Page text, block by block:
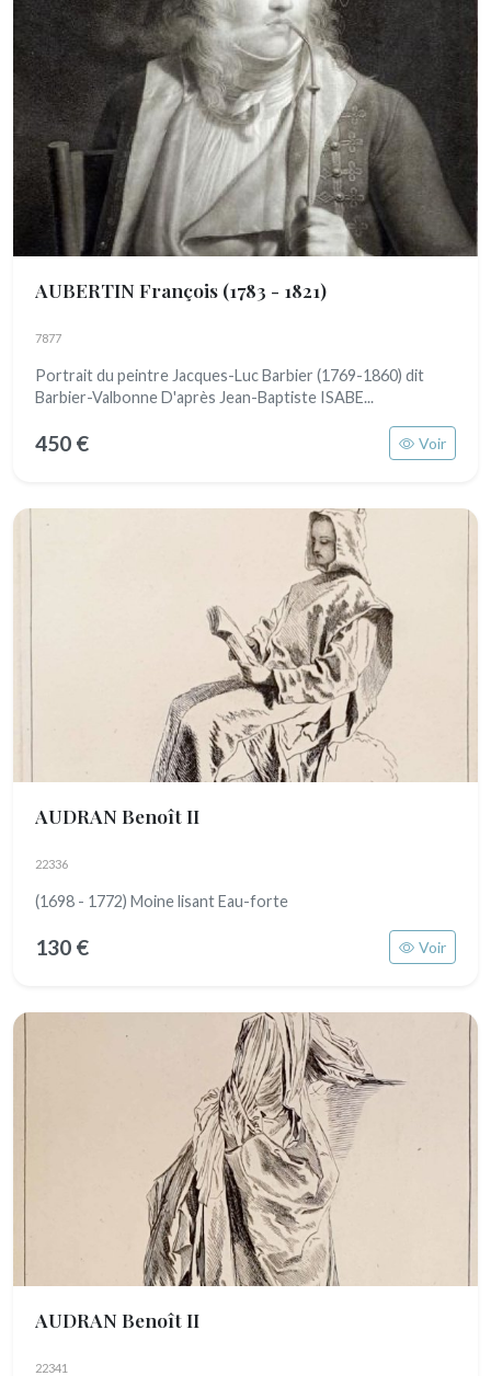
AUBERTIN François (1783 - 1821)
7877
Portrait du peintre Jacques-Luc Barbier (1769-1860) dit
Barbier-Valbonne D'après Jean-Baptiste ISABE...
450 € Voir
AUDRAN Benoît II
22336
(1698 - 1772) Moine lisant Eau-forte
130 € Voir
AUDRAN Benoît II
22341